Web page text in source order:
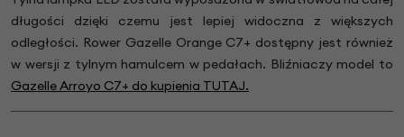
długości dzięki czemu jest lepiej widoczna z większych
odległości. Rower Gazelle Orange C7+ dostępny jest również
w wersji z tylnym hamulcem w pedałach. Bliźniaczy model to
Gazelle Arroyo C7+ do kupienia TUTAJ.